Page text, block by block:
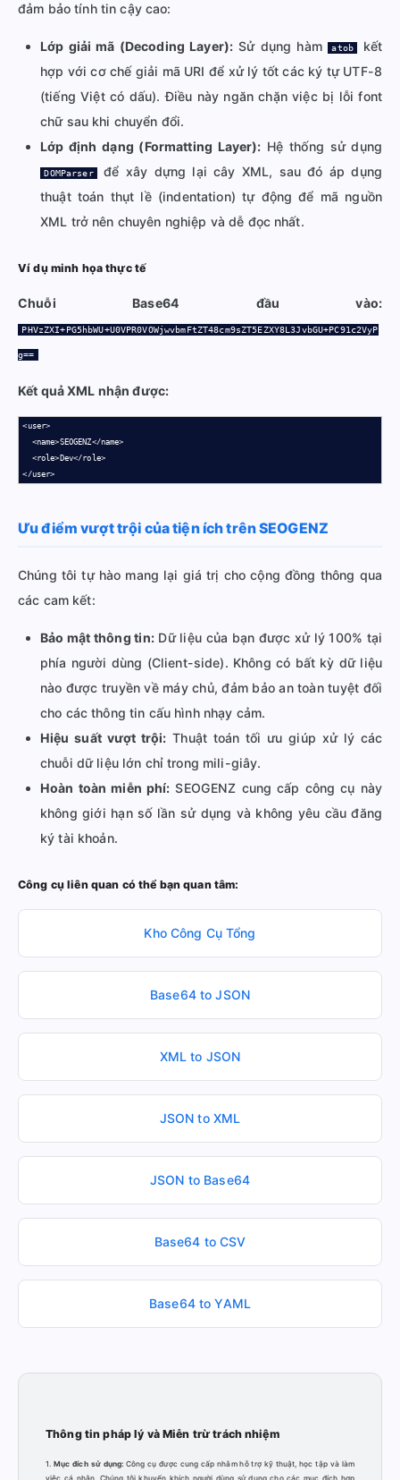
đảm bảo tính tin cậy cao:
Lớp giải mã (Decoding Layer): Sử dụng hàm atob
kết
hợp với cơ chế giải mã URI để xử lý tốt các ký tự UTF-8
(tiếng Việt có dấu). Điều này ngăn chặn việc bị lỗi font
chữ sau khi chuyển đổi.
Lớp định dạng (Formatting Layer): Hệ thống sử dụng
DOMParser
để xây dựng lại cây XML, sau đó áp dụng
thuật toán thụt lề (indentation) tự động để mã nguồn
XML trở nên chuyên nghiệp và dễ đọc nhất.
Ví dụ minh họa thực tế
Chuỗi Base64 đầu vào:
PHVzZXI+PG5hbWU+U0VPR0VOWjwvbmFtZT48cm9sZT5EZXY8L3JvbGU+PC91c2VyP
g==
Kết quả XML nhận được:
<user>
  <name>SEOGENZ</name>
  <role>Dev</role>
</user>
Ưu điểm vượt trội của tiện ích trên SEOGENZ
Chúng tôi tự hào mang lại giá trị cho cộng đồng thông qua
các cam kết:
Bảo mật thông tin:Dữ liệu của bạn được xử lý 100% tại
phía người dùng (Client-side). Không có bất kỳ dữ liệu
nào được truyền về máy chủ, đảm bảo an toàn tuyệt đối
cho các thông tin cấu hình nhạy cảm.
Hiệu suất vượt trội: Thuật toán tối ưu giúp xử lý các
chuỗi dữ liệu lớn chỉ trong mili-giây.
Hoàn toàn miễn phí: SEOGENZ cung cấp công cụ này
không giới hạn số lần sử dụng và không yêu cầu đăng
ký tài khoản.
Công cụ liên quan có thể bạn quan tâm:
Kho Công Cụ Tổng
Base64 to JSON
XML to JSON
JSON to XML
JSON to Base64
Base64 to CSV
Base64 to YAML
Thông tin pháp lý và Miễn trừ trách nhiệm
1.Mục đích sử dụng: Công cụ được cung cấp nhằm hỗ trợ kỹ thuật, học tập và làm
việc cá nhân. Chúng tôi khuyến khích người dùng sử dụng cho các mục đích hợp